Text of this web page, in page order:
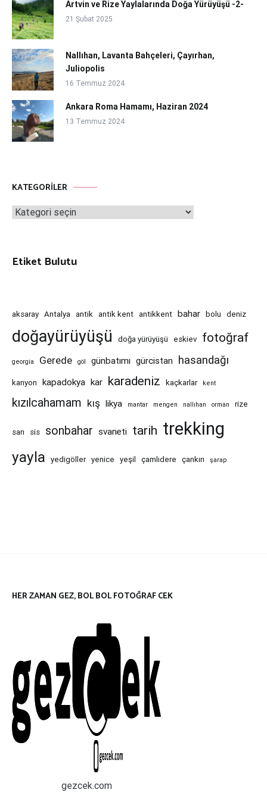
Artvin ve Rize Yaylalarında Doğa Yürüyüşü -2-
21 Şubat 2025
Nallıhan, Lavanta Bahçeleri, Çayırhan,
Juliopolis
16 Temmuz 2024
Ankara Roma Hamamı, Haziran 2024
13 Temmuz 2024
KATEGORILER
Kategoriler
Etiket Bulutu
aksaray Antalya antik antik kent antikkent bahar bolu deniz
doğayürüyüşü doğa yürüyüşü eskiev fotoğraf
georgia Gerede göl günbatımı gürcistan hasandağı
kanyon kapadokya kar karadeniz kaçkarlar kent
kızılcahamam kış likya mantar mengen nallıhan orman rize
sarı sis sonbahar svaneti tarih trekking
yayla yedigöller yenice yeşil çamlıdere çankırı şarap
HER ZAMAN GEZ, BOL BOL FOTOĞRAF CEK
gezcek.com